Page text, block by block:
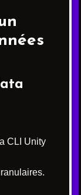
CLI Unity